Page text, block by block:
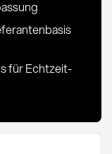
für Echtzeit-